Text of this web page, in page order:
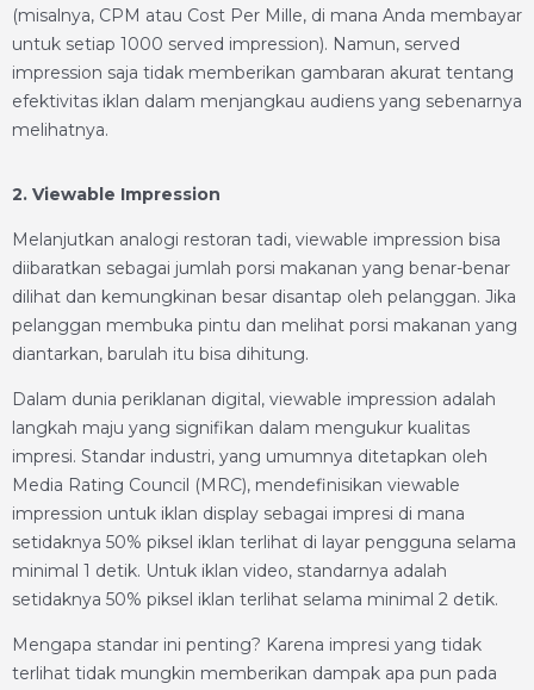
(misalnya, CPM atau Cost Per Mille, di mana Anda membayar
untuk setiap 1000 served impression). Namun, served
impression saja tidak memberikan gambaran akurat tentang
efektivitas iklan dalam menjangkau audiens yang sebenarnya
melihatnya.
2. Viewable Impression
Melanjutkan analogi restoran tadi, viewable impression bisa
diibaratkan sebagai jumlah porsi makanan yang benar-benar
dilihat dan kemungkinan besar disantap oleh pelanggan. Jika
pelanggan membuka pintu dan melihat porsi makanan yang
diantarkan, barulah itu bisa dihitung.
Dalam dunia periklanan digital, viewable impression adalah
langkah maju yang signifikan dalam mengukur kualitas
impresi. Standar industri, yang umumnya ditetapkan oleh
Media Rating Council (MRC), mendefinisikan viewable
impression untuk iklan display sebagai impresi di mana
setidaknya 50% piksel iklan terlihat di layar pengguna selama
minimal 1 detik. Untuk iklan video, standarnya adalah
setidaknya 50% piksel iklan terlihat selama minimal 2 detik.
Mengapa standar ini penting? Karena impresi yang tidak
terlihat tidak mungkin memberikan dampak apa pun pada